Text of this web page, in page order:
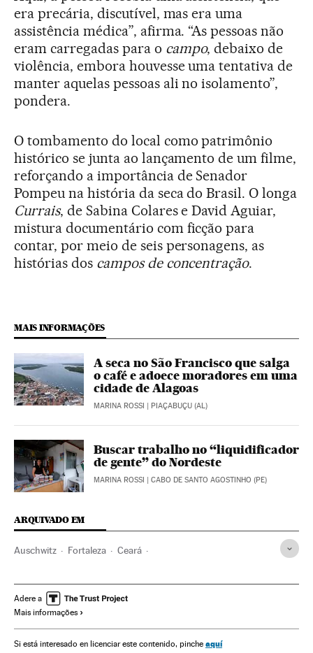
era precária, discutível, mas era uma
assistência médica”, afirma. “As pessoas não
eram carregadas para o campo, debaixo de
violência, embora houvesse uma tentativa de
manter aquelas pessoas ali no isolamento”,
pondera.
O tombamento do local como patrimônio
histórico se junta ao lançamento de um filme,
reforçando a importância de Senador
Pompeu na história da seca do Brasil. O longa
Currais, de Sabina Colares e David Aguiar,
mistura documentário com ficção para
contar, por meio de seis personagens, as
histórias dos campos de concentração.
MAIS INFORMAÇÕES
A seca no São Francisco que salga
o café e adoece moradores em uma
cidade de Alagoas
MARINA ROSSI | PIAÇABUÇU (AL)
Buscar trabalho no “liquidificador
de gente” do Nordeste
MARINA ROSSI | CABO DE SANTO AGOSTINHO (PE)
ARQUIVADO EM
Auschwitz Fortaleza Ceará
Brasil Precipitações Segunda Guerra Mundial
América do Sul
História contemporânea América História
Adere a
Mais informações
Si está interesado en licenciar este contenido, pinche aquí